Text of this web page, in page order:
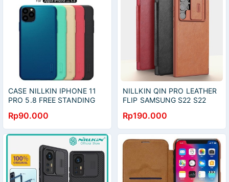
CASE NILLKIN IPHONE 11
PRO 5.8 FREE STANDING
Rp90.000
NILLKIN QIN PRO LEATHER
FLIP SAMSUNG S22 S22
Rp190.000